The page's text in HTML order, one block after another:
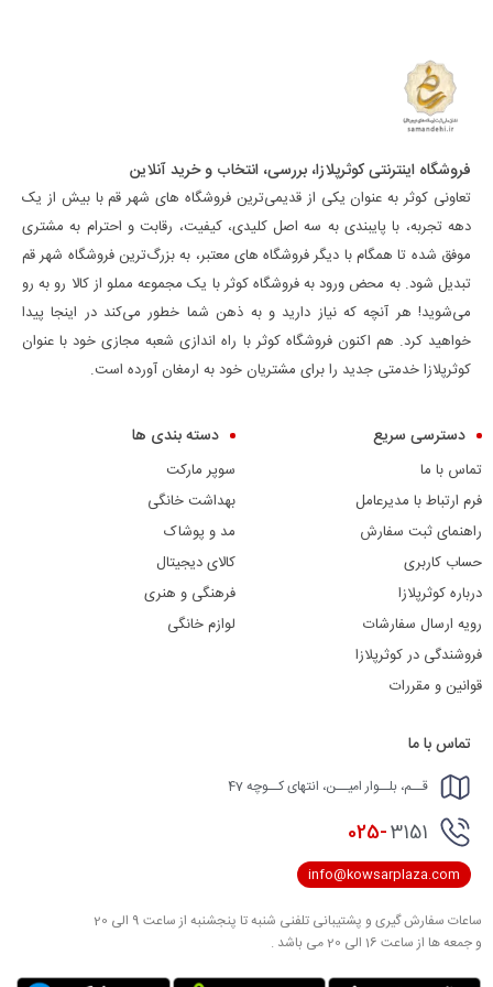
فروشگاه اینترنتی کوثرپلازا، بررسی، انتخاب و خرید آنلاین
تعاونی کوثر به عنوان یکی از قدیمی‌ترین فروشگاه های شهر قم با بیش از یک
دهه تجربه، با پایبندی به سه اصل کلیدی، کیفیت، رقابت و احترام به مشتری
موفق شده تا همگام با دیگر فروشگاه های معتبر، به بزرگ‌ترین فروشگاه شهر قم
تبدیل شود. به محض ورود به فروشگاه کوثر با یک مجموعه مملو از کالا رو به رو
می‌شوید! هر آنچه که نیاز دارید و به ذهن شما خطور می‌کند در اینجا پیدا
خواهید کرد. هم اکنون فروشگاه کوثر با راه اندازی شعبه مجازی خود با عنوان
کوثرپلازا خدمتی جدید را برای مشتریان خود به ارمغان آورده است.
دسترسی سریع
تماس با ما
فرم ارتباط با مدیرعامل
راهنمای ثبت سفارش
حساب کاربری
درباره کوثرپلازا
رویه ارسال سفارشات
فروشندگی در کوثرپلازا
قوانین و مقررات
دسته بندی ها
سوپر مارکت
بهداشت خانگی
مد و پوشاک
کالای دیجیتال
فرهنگی و هنری
لوازم خانگی
تماس با ما
قــم، بلــوار امیــن، انتهای کــوچه 47
025-3151
info@kowsarplaza.com
ساعات سفارش گیری و پشتیبانی تلفنی شنبه تا پنجشنبه از ساعت 9 الی 20
و جمعه ها از ساعت 16 الی 20 می باشد .